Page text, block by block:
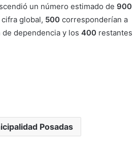
un número estimado de 900
global, 500 corresponderían a
dependencia y los 400 restantes
Posadas